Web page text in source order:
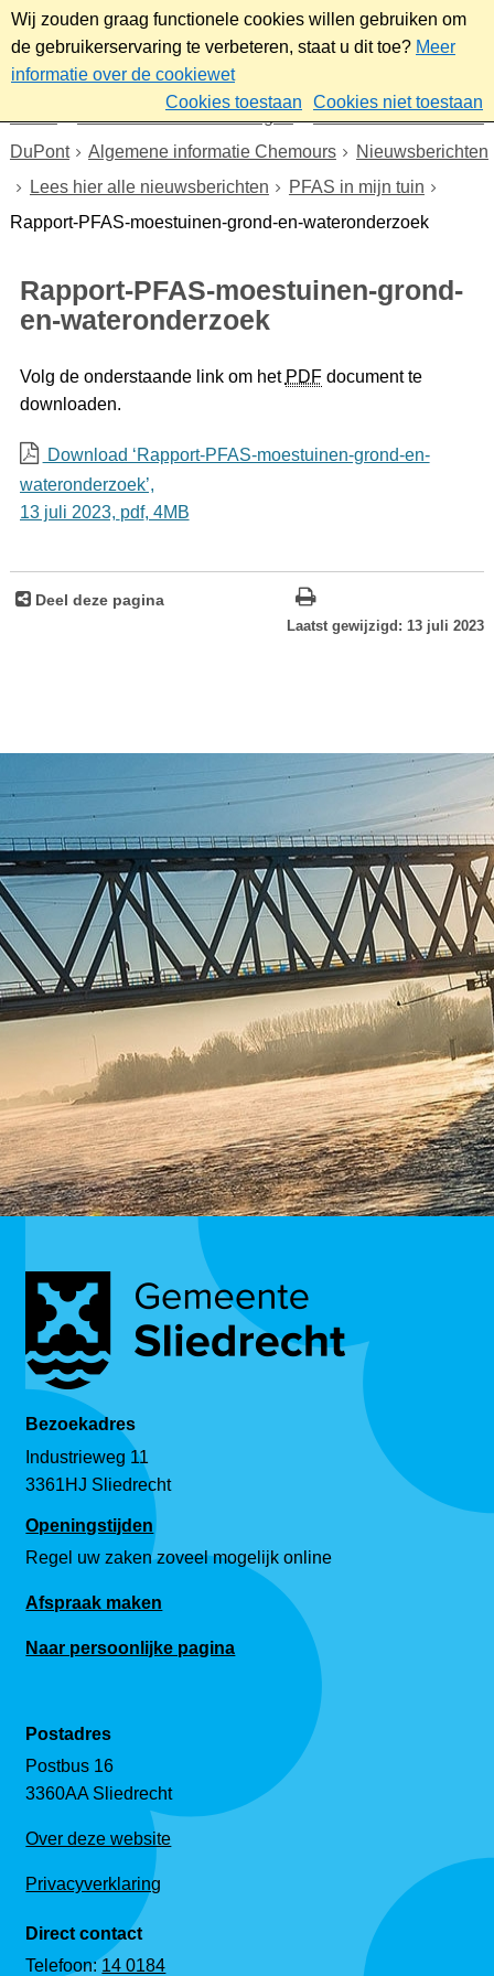
Wij zouden graag functionele cookies willen gebruiken om
de gebruikerservaring te verbeteren, staat u dit toe? Meer
informatie over de cookiewet
Cookies toestaan
Cookies niet toestaan
Nieuws & bekendmakingen
Dossier Chemours en
DuPont
Algemene informatie Chemours
Nieuwsberichten
Lees hier alle nieuwsberichten
PFAS in mijn tuin
Rapport-PFAS-moestuinen-grond-en-wateronderzoek
Rapport-PFAS-moestuinen-grond-
en-wateronderzoek
Volg de onderstaande link om het PDFdocument te
downloaden.
Download ‘Rapport-PFAS-moestuinen-grond-en-
wateronderzoek’,
13 juli 2023, pdf, 4MB
Deel deze pagina
Laatst gewijzigd: 13 juli 2023
Bezoekadres
Industrieweg 11
3361HJ Sliedrecht
Openingstijden
Regel uw zaken zoveel mogelijk online
Afspraak maken
Naar persoonlijke pagina
Postadres
Postbus 16
3360AA Sliedrecht
Over deze website
Privacyverklaring
Direct contact
Telefoon:14 0184